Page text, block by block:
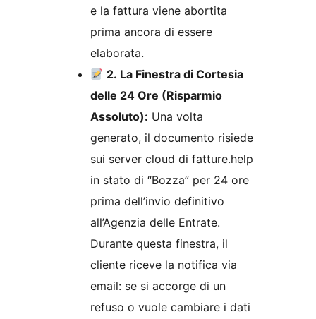
e la fattura viene abortita
prima ancora di essere
elaborata.
2. La Finestra di Cortesia
delle 24 Ore (Risparmio
Assoluto): Una volta
generato, il documento risiede
sui server cloud di fatture.help
in stato di “Bozza” per 24 ore
prima dell’invio definitivo
all’Agenzia delle Entrate.
Durante questa finestra, il
cliente riceve la notifica via
email: se si accorge di un
refuso o vuole cambiare i dati